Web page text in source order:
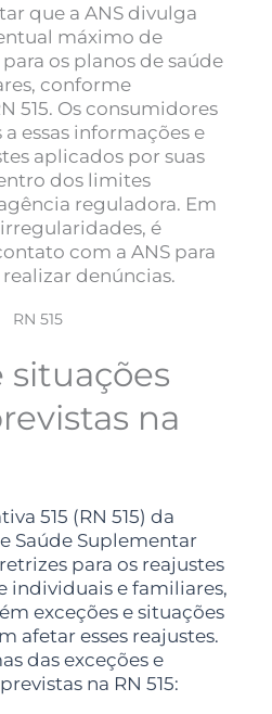
que a ANS divulga
máximo de
os planos de saúde
conforme
515. Os consumidores
essas informações e
aplicados por suas
dos limites
reguladora. Em
é
com a ANS para
denúncias.
situações
na
515 (RN 515) da
Saúde Suplementar
para os reajustes
individuais e familiares,
exceções e situações
afetar esses reajustes.
das exceções e
na RN 515: